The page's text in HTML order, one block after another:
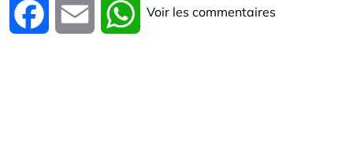
Facebook Email WhatsApp
Voir les commentaires